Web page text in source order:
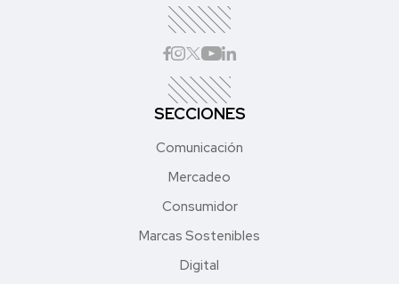
SECCIONES
Comunicación
Mercadeo
Consumidor
Marcas Sostenibles
Digital